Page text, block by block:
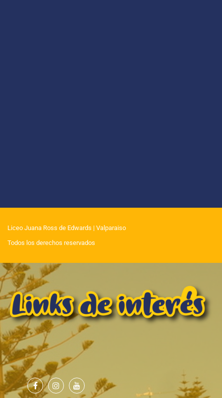
Liceo Juana Ross de Edwards | Valparaiso
Todos los derechos reservados